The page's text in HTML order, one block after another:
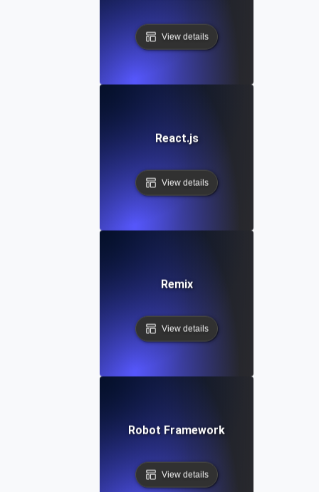
View details
React.js
View details
Remix
View details
Robot Framework
View details